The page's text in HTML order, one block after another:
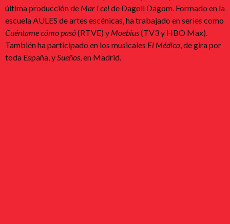
última producción de Mar i celde Dagoll Dagom. Formado en la
escuela AULES de artes escénicas, ha trabajado en series como
Cuéntame cómo pasó(RTVE) y Moebius(TV3 y HBO Max).
También ha participado en los musicales El Médico, de gira por
toda España, ySueños, en Madrid.